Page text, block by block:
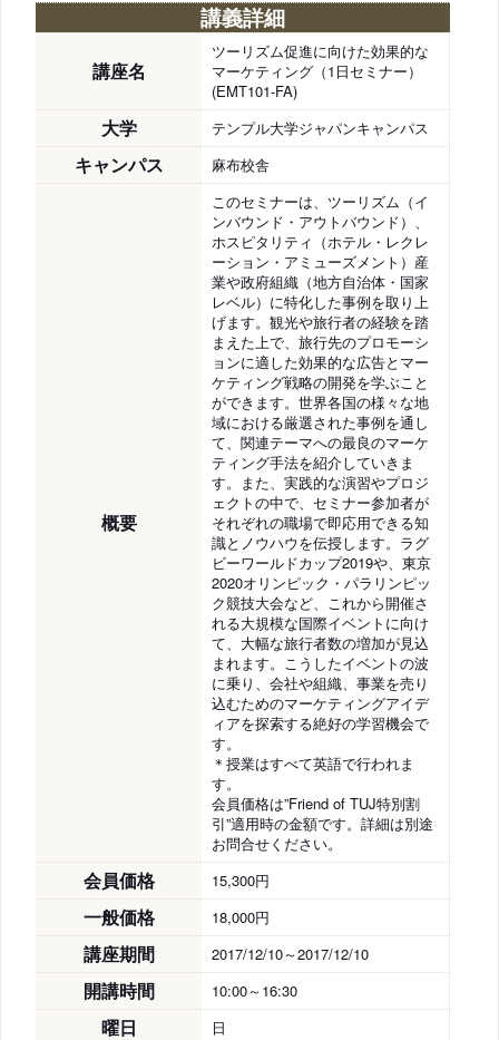
講義詳細
講座名
ツーリズム促進に向けた効果的な
マーケティング（1日セミナー）
(EMT101-FA)
大学 テンプル大学ジャパンキャンパス
キャンパス 麻布校舎
概要
このセミナーは、ツーリズム（イ
ンバウンド・アウトバウンド）、
ホスピタリティ（ホテル・レクレ
ーション・アミューズメント）産
業や政府組織（地方自治体・国家
レベル）に特化した事例を取り上
げます。観光や旅行者の経験を踏
まえた上で、旅行先のプロモーシ
ョンに適した効果的な広告とマー
ケティング戦略の開発を学ぶこと
ができます。世界各国の様々な地
域における厳選された事例を通し
て、関連テーマへの最良のマーケ
ティング手法を紹介していきま
す。また、実践的な演習やプロジ
ェクトの中で、セミナー参加者が
それぞれの職場で即応用できる知
識とノウハウを伝授します。ラグ
ビーワールドカップ2019や、東京
2020オリンピック・パラリンピッ
ク競技大会など、これから開催さ
れる大規模な国際イベントに向け
て、大幅な旅行者数の増加が見込
まれます。こうしたイベントの波
に乗り、会社や組織、事業を売り
込むためのマーケティングアイデ
ィアを探索する絶好の学習機会で
す。
＊授業はすべて英語で行われま
す。
会員価格は”Friend of TUJ特別割
引”適用時の金額です。詳細は別途
お問合せください。
会員価格 15,300円
一般価格 18,000円
講座期間 2017/12/10～2017/12/10
開講時間 10:00～16:30
曜日 日